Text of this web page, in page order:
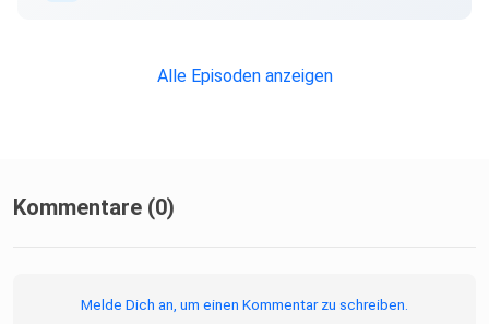
Alle Episoden anzeigen
Kommentare (0)
Melde Dich an, um einen Kommentar zu schreiben.